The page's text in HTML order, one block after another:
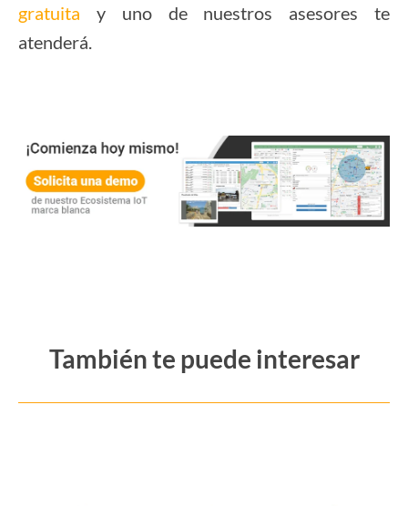
gratuita
y uno de nuestros asesores te
atenderá.
También te puede interesar